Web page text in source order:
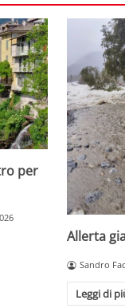
per
Allerta
Sandro
Leggi di